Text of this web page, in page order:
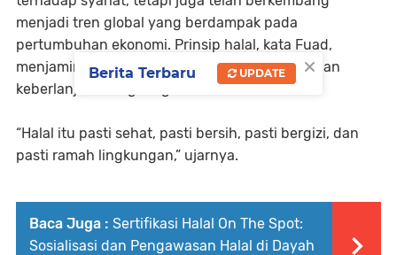
menjadi tren global yang berdampak pada
pertumbuhan ekonomi. Prinsip halal, kata Fuad,
menjamin aspek kesehatan, kebersihan, gizi, dan
keberlanjutan lingkungan.
“Halal itu pasti sehat, pasti bersih, pasti bergizi, dan
pasti ramah lingkungan,” ujarnya.
Baca Juga : Sertifikasi Halal On The Spot:
Sosialisasi dan Pengawasan Halal di Dayah
×
Berita Terbaru UPDATE